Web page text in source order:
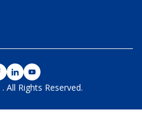
. All Rights Reserved.